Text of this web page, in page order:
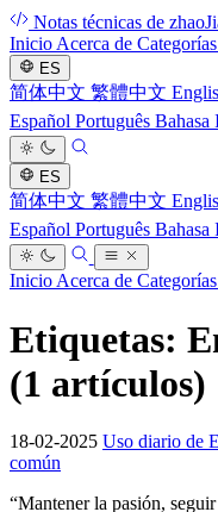
Notas técnicas de
Inicio Acerca de Categorías
ES
简体中文 繁體中文
Español Português Bahasa
ES
简体中文 繁體中文
Español Português Bahasa
Inicio Acerca de Categorías
Etiquetas:
(1 artículos)
18-02-2025 Uso diario de
común
“Mantener la pasión,